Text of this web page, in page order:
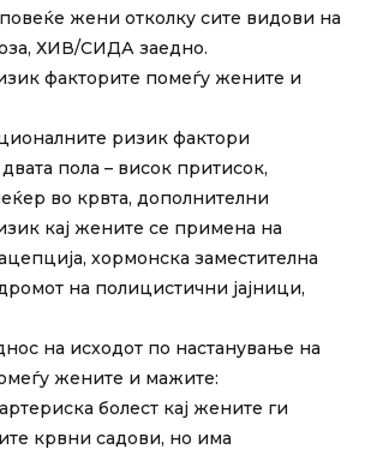
жени отколку сите видови на
ХИВ/СИДА заедно.
факторите помеѓу жените и
ризик фактори
пола – висок притисок,
во крвта, дополнителни
кај жените се примена на
хормонска заместителна
на полицистични јајници,
на исходот по настанување на
жените и мажите:
болест кај жените ги
крвни садови, но има